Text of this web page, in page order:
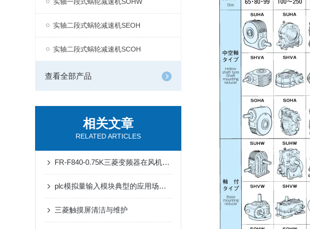
实轴二段式蜗轮减速机SEOH
实轴二段式蜗轮减速机SCOH
查看全部产品
相关文章
RELATED ARTICLES
FR-F840-0.75K三菱变频器在风机水泵中的节能实测分析
plc模拟量输入模块典型的应用场景介绍
三菱触摸屏清洁与维护